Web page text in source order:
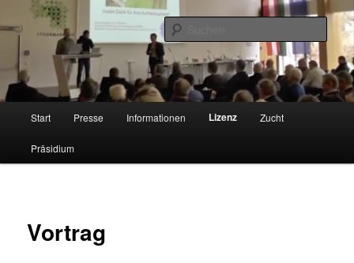
primären
springenVerband Bayerischer
Carnicazüchter
Förderung der Zucht der Bienenrasse Carnica in Bayern
Start Presse Informationen Lizenz Zucht
Präsidium
Vortrag